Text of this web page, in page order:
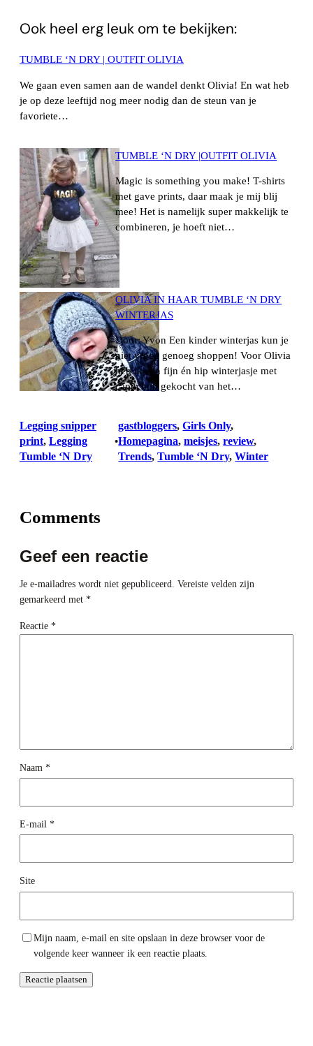
Ook heel erg leuk om te bekijken:
TUMBLE ‘N DRY | OUTFIT OLIVIA
We gaan even samen aan de wandel denkt Olivia! En wat heb
je op deze leeftijd nog meer nodig dan de steun van je
favoriete…
TUMBLE ‘N DRY |OUTFIT OLIVIA
Magic is something you make! T-shirts
met gave prints, daar maak je mij blij
mee! Het is namelijk super makkelijk te
combineren, je hoeft niet…
OLIVIA IN HAAR TUMBLE ‘N DRY
WINTERJAS
Door: Yvon Een kinder winterjas kun je
niet vroeg genoeg shoppen! Voor Olivia
heb ik een fijn én hip winterjasje met
capuchon gekocht van het…
Legging snipper
print, Legging
Tumble ‘N Dry
•
gastbloggers, Girls Only
Homepagina, meisjes, review
Trends, Tumble ‘N Dry, Winter
Comments
Geef een reactie
Je e-mailadres wordt niet gepubliceerd.
Vereiste velden zijn
gemarkeerd met *
Reactie *
Naam *
E-mail *
Site
Mijn naam, e-mail en site opslaan in deze browser voor de
volgende keer wanneer ik een reactie plaats.